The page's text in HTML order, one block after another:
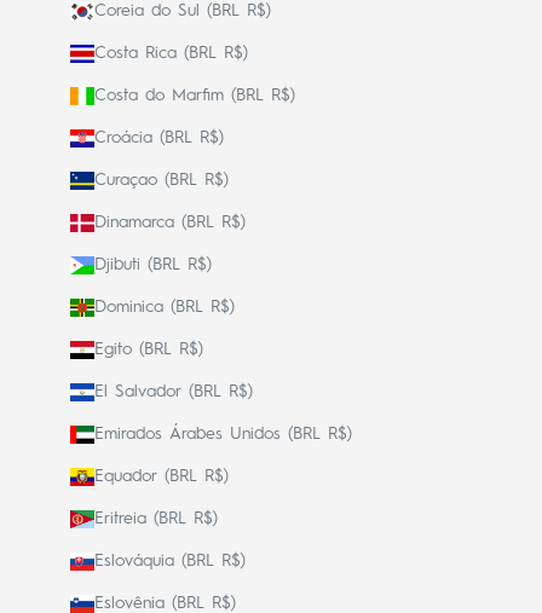
Coreia do Sul (BRL R$)
Costa Rica (BRL R$)
Costa do Marfim (BRL R$)
Croácia (BRL R$)
Curaçao (BRL R$)
Dinamarca (BRL R$)
Djibuti (BRL R$)
Dominica (BRL R$)
Egito (BRL R$)
El Salvador (BRL R$)
Emirados Árabes Unidos (BRL R$)
Equador (BRL R$)
Eritreia (BRL R$)
Eslováquia (BRL R$)
Eslovênia (BRL R$)